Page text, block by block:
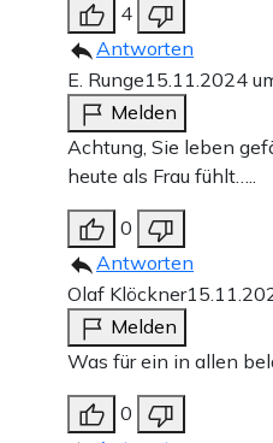
4
Antworten
E. Runge15.11.2024
Melden
Achtung, Sie leben
heute als Frau fühlt…..
0
Antworten
Olaf Klöckner
Melden
Was für ein in allen
0